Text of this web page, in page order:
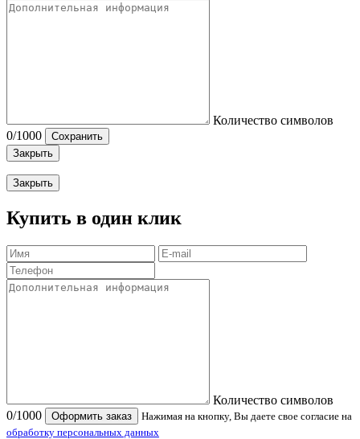
Количество символов
0/1000
Сохранить
Закрыть
Закрыть
Купить в один клик
Количество символов
0/1000 Оформить заказ
Нажимая на кнопку, Вы даете свое согласие на
обработку персональных данных